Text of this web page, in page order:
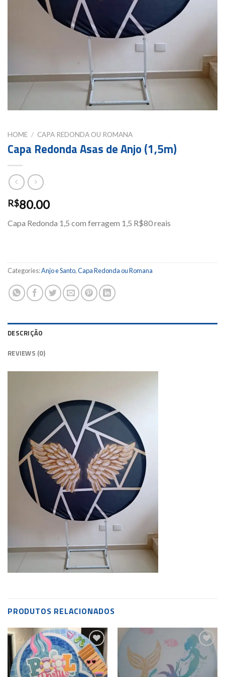
HOME / CAPA REDONDA OU ROMANA
Capa Redonda Asas de Anjo (1,5m)
R$80.00
Capa Redonda 1,5 com ferragem 1,5 R$80 reais
Categories:Anjo e Santo,Capa Redonda ou Romana
DESCRIÇÃO
REVIEWS (0)
PRODUTOS RELACIONADOS
Add to
wishlist
Add to
wishlist